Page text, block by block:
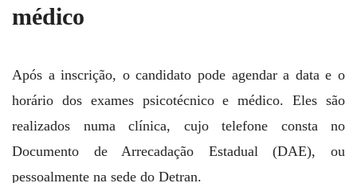
médico
Após a inscrição, o candidato pode agendar a data e o
horário dos exames psicotécnico e médico. Eles são
realizados numa clínica, cujo telefone consta no
Documento de Arrecadação Estadual (DAE), ou
pessoalmente na sede do Detran.